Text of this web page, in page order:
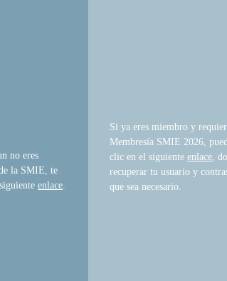
no eres
la SMIE, te
enlace
Si ya eres miembro y
Membresía SMIE 2026,
clic en el siguiente enlace,
recuperar tu usuario y
que sea necesario.